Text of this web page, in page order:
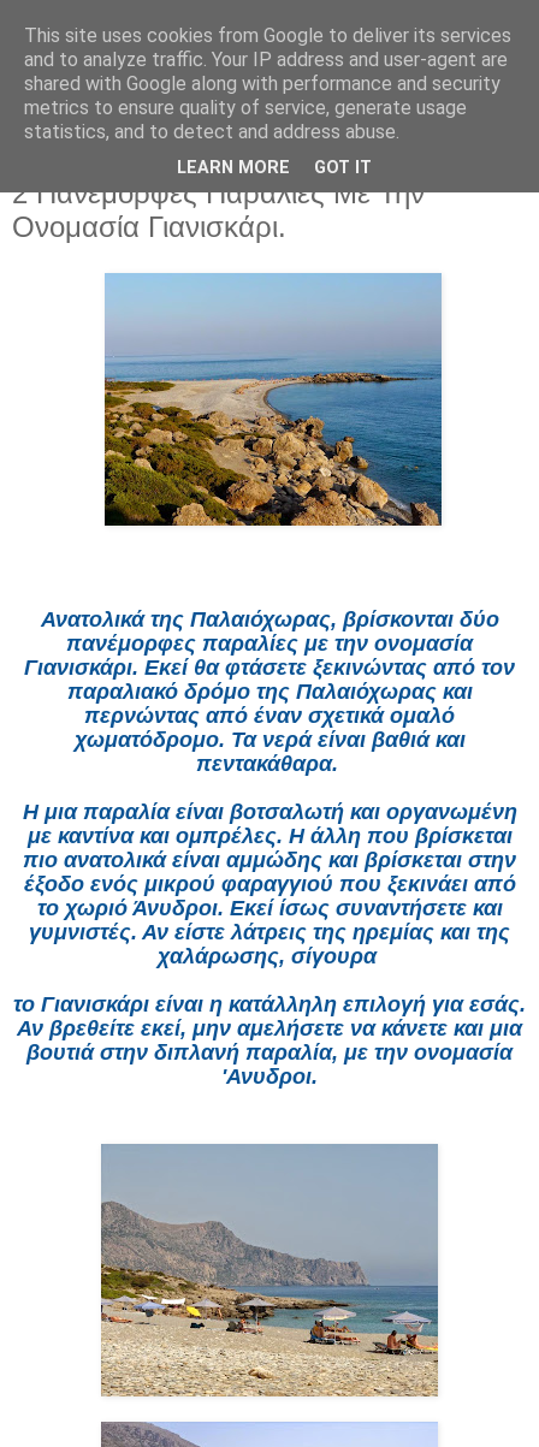
Τρίτη 9 Ιουνίου 2026
2 Πανέμορφες Παραλίες Με Την
Ονομασία Γιανισκάρι.
Ανατολικά της Παλαιόχωρας, βρίσκονται δύο
πανέμορφες παραλίες με την ονομασία
Γιανισκάρι. Εκεί θα φτάσετε ξεκινώντας από τον
παραλιακό δρόμο της Παλαιόχωρας και
περνώντας από έναν σχετικά ομαλό
χωματόδρομο. Τα νερά είναι βαθιά και
πεντακάθαρα.
Η μια παραλία είναι βοτσαλωτή και οργανωμένη
με καντίνα και ομπρέλες. Η άλλη που βρίσκεται
πιο ανατολικά είναι αμμώδης και βρίσκεται στην
έξοδο ενός μικρού φαραγγιού που ξεκινάει από
το χωριό Άνυδροι. Εκεί ίσως συναντήσετε και
γυμνιστές. Αν είστε λάτρεις της ηρεμίας και της
χαλάρωσης, σίγουρα
το Γιανισκάρι είναι η κατάλληλη επιλογή για εσάς.
Αν βρεθείτε εκεί, μην αμελήσετε να κάνετε και μια
βουτιά στην διπλανή παραλία, με την ονομασία
'Ανυδροι.
This site uses cookies from Google to deliver its services
and to analyze traffic. Your IP address and user-agent are
shared with Google along with performance and security
metrics to ensure quality of service, generate usage
statistics, and to detect and address abuse.
LEARN MORE GOT IT